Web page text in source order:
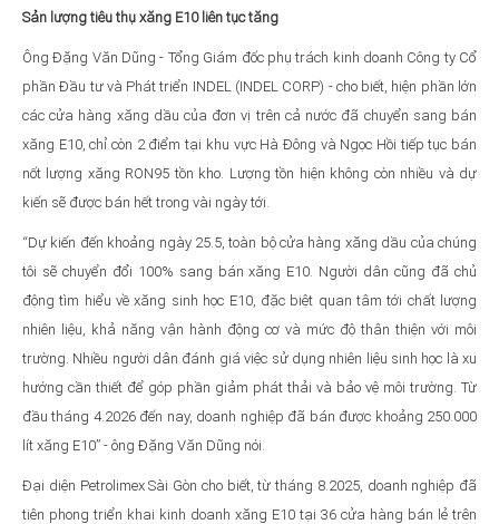
Sản lượng tiêu thụ xăng E10 liên tục tăng
Ông Đặng Văn Dũng - Tổng Giám đốc phụ trách kinh doanh Công ty Cổ
phần Đầu tư và Phát triển INDEL (INDEL CORP) - cho biết, hiện phần lớn
các cửa hàng xăng dầu của đơn vị trên cả nước đã chuyển sang bán
xăng E10, chỉ còn 2 điểm tại khu vực Hà Đông và Ngọc Hồi tiếp tục bán
nốt lượng xăng RON95 tồn kho. Lượng tồn hiện không còn nhiều và dự
kiến sẽ được bán hết trong vài ngày tới.
“Dự kiến đến khoảng ngày 25.5, toàn bộ cửa hàng xăng dầu của chúng
tôi sẽ chuyển đổi 100% sang bán xăng E10. Người dân cũng đã chủ
động tìm hiểu về xăng sinh học E10, đặc biệt quan tâm tới chất lượng
nhiên liệu, khả năng vận hành động cơ và mức độ thân thiện với môi
trường. Nhiều người dân đánh giá việc sử dụng nhiên liệu sinh học là xu
hướng cần thiết để góp phần giảm phát thải và bảo vệ môi trường. Từ
đầu tháng 4.2026 đến nay, doanh nghiệp đã bán được khoảng 250.000
lít xăng E10” - ông Đặng Văn Dũng nói.
Đại diện Petrolimex Sài Gòn cho biết, từ tháng 8.2025, doanh nghiệp đã
tiên phong triển khai kinh doanh xăng E10 tại 36 cửa hàng bán lẻ trên